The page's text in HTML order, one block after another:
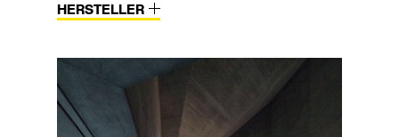
HERSTELLER